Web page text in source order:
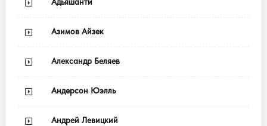
Азимов Айзек
Александр Беляев
Андерсон Юэлль
Андрей Левицкий